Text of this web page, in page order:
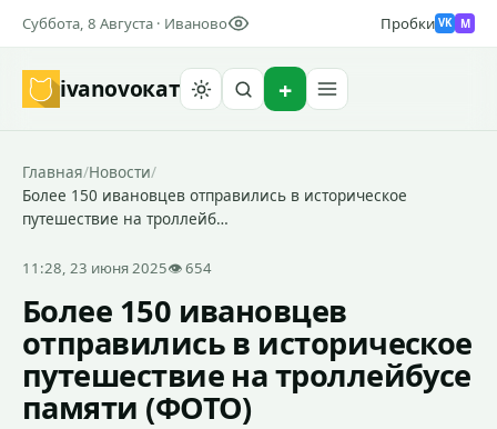
Суббота, 8 Августа · Иваново Пробки VK M
ivanovoкат
Главная/Новости/
Более 150 ивановцев отправились в историческое
путешествие на троллейб…
11:28, 23 июня 2025👁 654
Более 150 ивановцев
отправились в историческое
путешествие на троллейбусе
памяти (ФОТО)